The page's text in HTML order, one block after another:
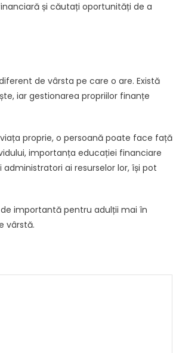
și căutați oportunități de a
de vârsta pe care o are. Există
iar gestionarea propriilor finanțe
proprie, o persoană poate face față
importanța educației financiare
ai resurselor lor, își pot
importantă pentru adulții mai în
vârstă.